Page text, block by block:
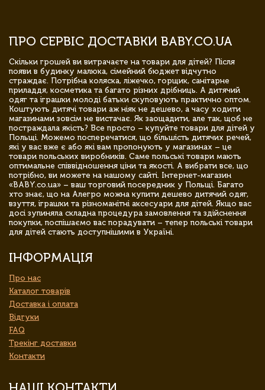
ПРО СЕРВІС ДОСТАВКИ BABY.CO.UA
Скільки грошей ви витрачаєте на товари для дітей? Після
появи в будинку малюка, сімейний бюджет відчутно
страждає. Потрібна коляска, ліжечко, горщик, санітарне
приладдя, косметика та багато різних дрібниць. А дитячий
одяг та іграшки молоді батьки скуповують практично оптом.
Коштують дитячі товари аж ніяк не дешево, а часу ходити
магазинами зовсім не вистачає. Як заощадити, але так, щоб не
постраждала якість? Все просто – купуйте товари для дітей у
Польщі. Можемо посперечатися, що більшість дитячих речей,
які у вас вже є або які вам пропонують у магазинах – це
товари польських виробників. Саме польські товари мають
оптимальне співвідношення ціни та якості. А вибрати все, що
потрібно, ви можете на нашому сайті. Інтернет-магазин
«BABY.co.ua» – ваш торговий посередник у Польщі. Багато
хто знає, що на Алегро можна купити дешево дитячий одяг,
взуття, іграшки та різноманітні аксесуари для дітей. Якщо вас
досі зупиняла складна процедура замовлення та здійснення
покупки, поспішаємо вас порадувати – тепер польські товари
для дітей стають доступнішими в Україні.
ІНФОРМАЦІЯ
Про нас
Каталог товарів
Доставка і оплата
Відгуки
FAQ
Трекінг доставки
Контакти